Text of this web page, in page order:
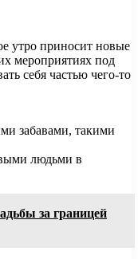
утро приносит новые
мероприятиях под
себя частью чего-то
забавами, такими
людьми в
за границей